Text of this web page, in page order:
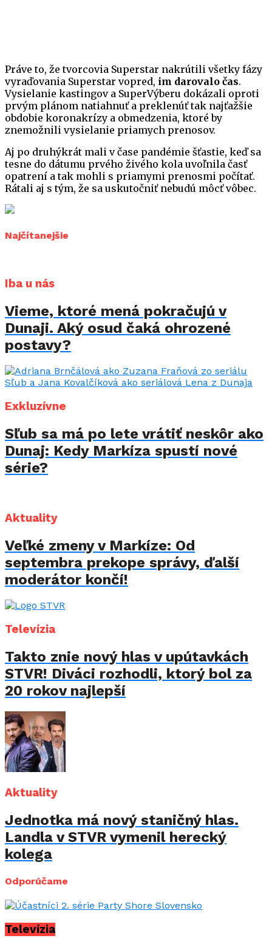
Práve to, že tvorcovia Superstar nakrútili všetky fázy
vyraďovania Superstar vopred, im darovalo čas.
Vysielanie kastingov a SuperVýberu dokázali oproti
prvým plánom natiahnuť a preklenúť tak najťažšie
obdobie koronakrízy a obmedzenia, ktoré by
znemožnili vysielanie priamych prenosov.
Aj po druhýkrát mali v čase pandémie šťastie, keď sa
tesne do dátumu prvého živého kola uvoľnila časť
opatrení a tak mohli s priamymi prenosmi počítať.
Rátali aj s tým, že sa uskutočniť nebudú môcť vôbec.
Najčítanejšie
Iba u nás
Vieme, ktoré mená pokračujú v
Dunaji. Aký osud čaká ohrozené
postavy?
Exkluzívne
Sľub sa má po lete vrátiť neskôr ako
Dunaj: Kedy Markíza spustí nové
série?
Aktuality
Veľké zmeny v Markíze: Od
septembra prekope správy, ďalší
moderátor končí!
Televízia
Takto znie nový hlas v upútavkách
STVR! Diváci rozhodli, ktorý bol za
20 rokov najlepší
Aktuality
Jednotka má nový staničný hlas.
Landla v STVR vymenil herecký
kolega
Odporúčame
Televízia